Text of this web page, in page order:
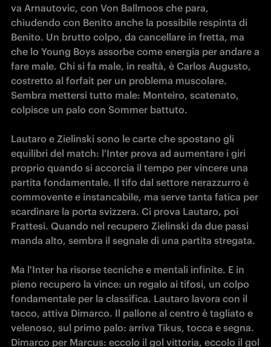
va Arnautovic, con Von Ballmoos che para,
chiudendo con Benito anche la possibile respinta di
Benito. Un brutto colpo, da cancellare in fretta, ma
che lo Young Boys assorbe come energia per andare a
fare male. Chi si fa male, in realtà, è Carlos Augusto,
costretto al forfait per un problema muscolare.
Sembra mettersi tutto male: Monteiro, scatenato,
colpisce un palo con Sommer battuto.
Lautaro e Zielinski sono le carte che spostano gli
equilibri del match: l'Inter prova ad aumentare i giri
proprio quando si accorcia il tempo per vincere una
partita fondamentale. Il tifo dal settore nerazzurro è
commovente e instancabile, ma serve tanta fatica per
scardinare la porta svizzera. Ci prova Lautaro, poi
Frattesi. Quando nel recupero Zielinski da due passi
manda alto, sembra il segnale di una partita stregata.
Ma l'Inter ha risorse tecniche e mentali infinite. E in
pieno recupero la vince: un regalo ai tifosi, un colpo
fondamentale per la classifica. Lautaro lavora con il
tacco, attiva Dimarco. Il pallone al centro è tagliato e
velenoso, sul primo palo: arriva Tikus, tocca e segna.
Dimarco per Marcus: eccolo il gol vittoria, eccolo il gol